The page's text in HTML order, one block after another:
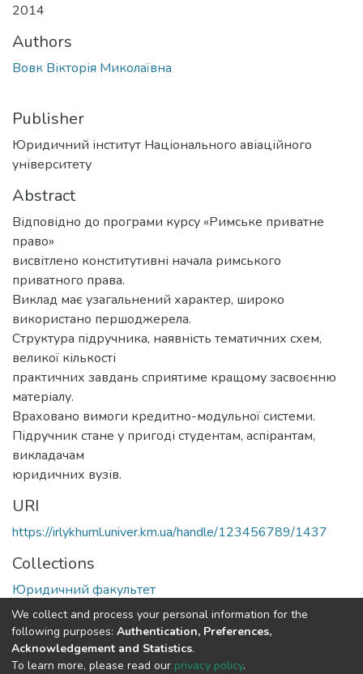
2014
Authors
Вовк Вікторія Миколаївна
Publisher
Юридичний інститут Національного авіаційного
університету
Abstract
Відповідно до програми курсу «Римське приватне
право»
висвітлено конститутивні начала римського
приватного права.
Виклад має узагальнений характер, широко
використано першоджерела.
Структура підручника, наявність тематичних схем,
великої кількості
практичних завдань сприятиме кращому засвоєнню
матеріалу.
Враховано вимоги кредитно-модульної сиcтеми.
Підручник стане у пригоді студентам, аспірантам,
викладачам
юридичних вузів.
URI
https://irlykhuml.univer.km.ua/handle/123456789/1437
Collections
Юридичний факультет
Full item page
We collect and process your personal information for the
following purposes: Authentication, Preferences,
Acknowledgement and Statistics.
To learn more, please read our privacy policy.